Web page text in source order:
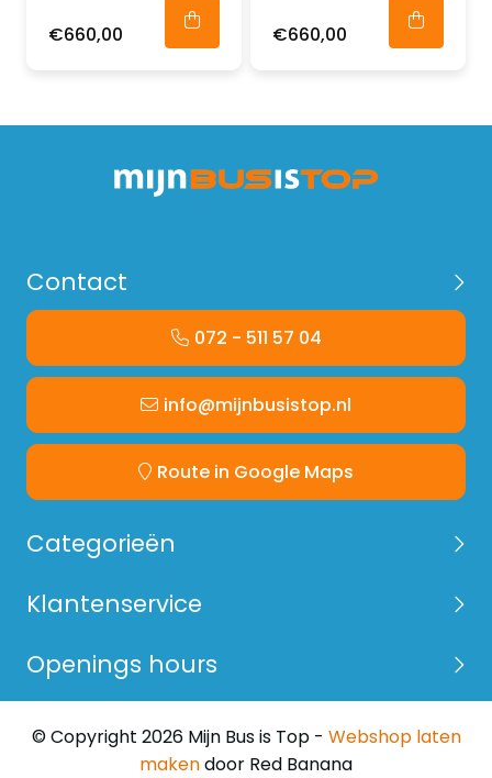
€660,00 €660,00
Contact
072 - 511 57 04
info@mijnbusistop.nl
Route in Google Maps
Categorieën
Klantenservice
Openings hours
© Copyright 2026 Mijn Bus is Top - Webshop laten
makendoor Red Banana